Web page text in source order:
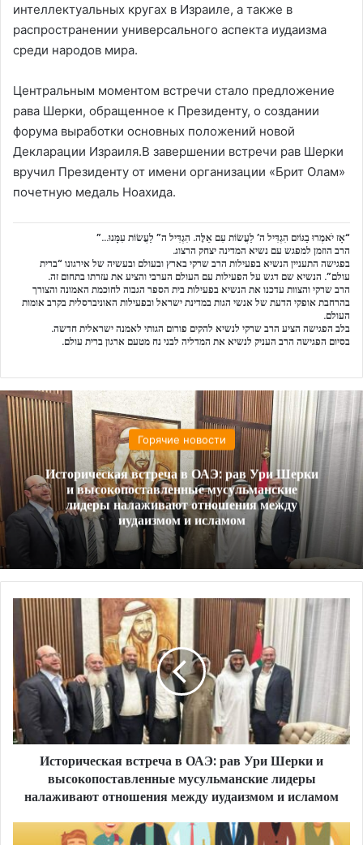
интеллектуальных кругах в Израиле, а также в
распространении универсального аспекта иудаизма
среди народов мира.
Центральным моментом встречи стало предложение
рава Шерки, обращенное к Президенту, о создании
форума выработки основных положений новой
Декларации Израиля.В завершении встречи рав Шерки
вручил Президенту от имени организации «Брит Олам»
почетную медаль Ноахида.
“אָז יֹאמְרוּ בַגּוֹיִם הִגְדִּיל ה’ לַעֲשׂוֹת עִם אֵלֶּה. הִגְדִּיל ה” לַעֲשׂוֹת עִמָּנוּ…”
הרב הוזמן למפגש עם נשיא המדינה יצחק הרצוג.
בפגישה התעניין הנשיא בפעילות הרב שרקי בארץ ובעולם ובעשיה של אירגונו “ברית
עולם”. הנשיא שם דגש על הפעילות עם העולם הערבי והציע את עזרתו בתחום זה.
הרב שרקי והצוות עדכנו את הנשיא בפעילות בית הספר הגבוה לחוכמת האמונה והצורך
בהרחבת אופקי הדעת של אנשי הגות במדינת ישראל ובפעילות האוניברסלית בקרב אומות
העולם.
בלב הפגישה הציע הרב שרקי לנשיא להקים פורום הגותי לאמנה ישראלית חדשה.
בסיום הפגישה הרב העניק לנשיא את המדליה לבני נח מטעם ארגון ברית עולם.
Горячие новости
Историческая встреча в ОАЭ: рав Ури Шерки
и высокопоставленные мусульманские
лидеры налаживают отношения между
иудаизмом и исламом
Историческая
встреча
ОАЭ:
рав
Ури
Шерки
и
высокопоставленные
мусульманские
лидеры
налаживают
Историческая встреча в ОАЭ: рав Ури Шерки и
высокопоставленные мусульманские лидеры
налаживают отношения между иудаизмом и исламом
Похороны,